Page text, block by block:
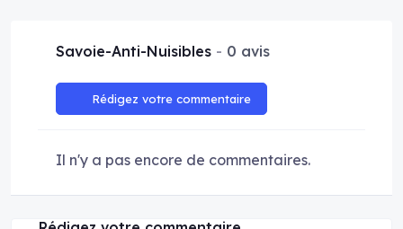
Savoie-Anti-Nuisibles 0 avis
Rédigez votre commentaire
Il n'y a pas encore de commentaires.